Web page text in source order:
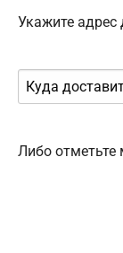
Укажите адрес
Либо отметьте